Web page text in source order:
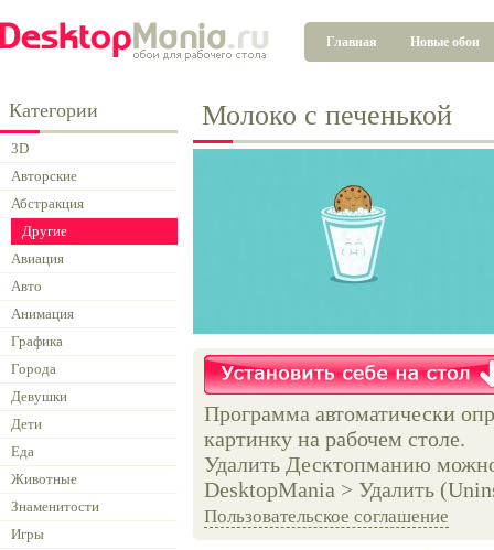
Главная Новые обои
Категории
3D
Авторские
Абстракция
Другие
Авиация
Авто
Анимация
Графика
Города
Девушки
Дети
Еда
Животные
Знаменитости
Игры
Молоко с печенькой
Программа автоматически
картинку на рабочем столе.
Удалить Десктопманию
DesktopMania > Удалить
Пользовательское соглашение